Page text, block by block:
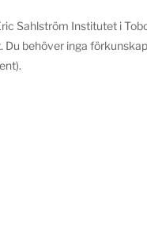
Sahlström Institutet i
behöver inga